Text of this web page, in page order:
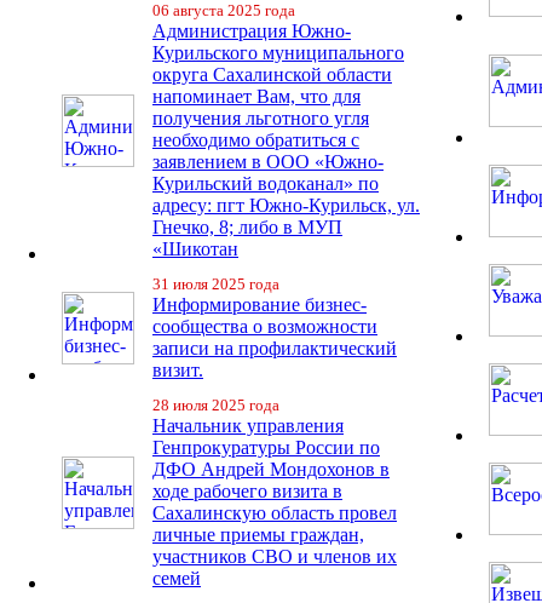
06 августа 2025 года
Администрация Южно-
Курильского муниципального
округа Сахалинской области
напоминает Вам, что для
получения льготного угля
необходимо обратиться с
заявлением в ООО «Южно-
Курильский водоканал» по
адресу: пгт Южно-Курильск, ул.
Гнечко, 8; либо в МУП
«Шикотан
31 июля 2025 года
Информирование бизнес-
сообщества о возможности
записи на профилактический
визит.
28 июля 2025 года
Начальник управления
Генпрокуратуры России по
ДФО Андрей Мондохонов в
ходе рабочего визита в
Сахалинскую область провел
личные приемы граждан,
участников СВО и членов их
семей